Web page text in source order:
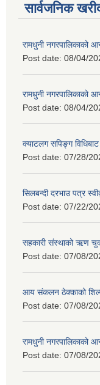
सार्वजनिक
रामधुनी
Post date: 08/04/
रामधुनी
Post date: 08/04/
क्याटलग सपिङ्ग
Post date: 07/28/
सिलबन्दी दरभाउ पत्र
Post date: 07/22/
सहकारी संस्थाको ऋण
Post date: 07/08/
आय संकलन ठेक्काको
Post date: 07/08/
रामधुनी
Post date: 07/08/